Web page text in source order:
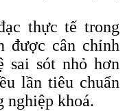
thực tế trong
được cân chỉnh
sót nhỏ hơn
lần tiêu chuẩn
nghiệp khoá.